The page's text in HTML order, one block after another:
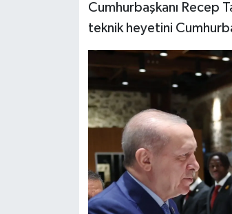
Cumhurbaşkanı Recep
teknik heyetini
Televizyon
Yaşam-Çevre